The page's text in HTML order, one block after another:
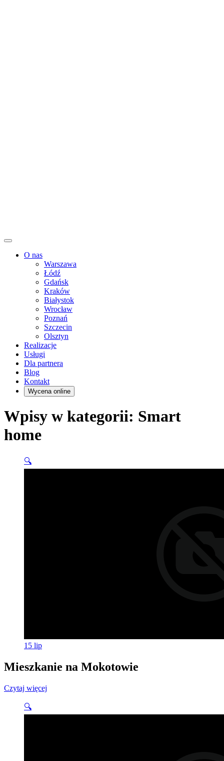
O nas
Warszawa
Łódź
Gdańsk
Kraków
Białystok
Wrocław
Poznań
Szczecin
Olsztyn
Realizacje
Usługi
Dla partnera
Blog
Kontakt
Wycena online
Wpisy w kategorii: Smart
home
🔍
15 lip
Mieszkanie na Mokotowie
Czytaj więcej
🔍